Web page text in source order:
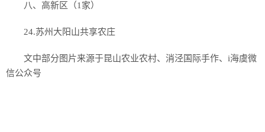
八、高新区（1家）
24.苏州大阳山共享农庄
文中部分图片来源于昆山农业农村、消泾国际手作、i海虞微
信公众号